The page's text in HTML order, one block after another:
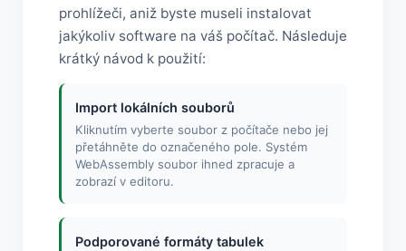
prohlížeči, aniž byste museli instalovat
jakýkoliv software na váš počítač. Následuje
krátký návod k použití:
Import lokálních souborů
Kliknutím vyberte soubor z počítače nebo jej
přetáhněte do označeného pole. Systém
WebAssembly soubor ihned zpracuje a
zobrazí v editoru.
Podporované formáty tabulek